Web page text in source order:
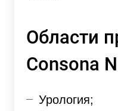
Области
Consona
Урология;